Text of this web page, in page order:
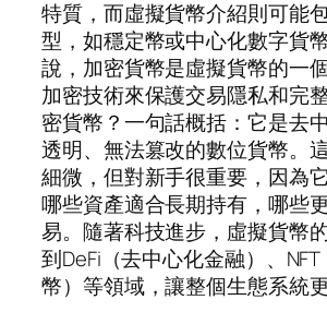
特質，而虛擬貨幣介紹則可能
型，如穩定幣或中心化數字貨
說，加密貨幣是虛擬貨幣的一
加密技術來保護交易隱私和完
密貨幣？一句話概括：它是去
透明、無法篡改的數位貨幣。
細微，但對新手很重要，因為
哪些資產適合長期持有，哪些
易。隨著科技進步，虛擬貨幣
到DeFi（去中心化金融）、
幣）等領域，讓整個生態系統更